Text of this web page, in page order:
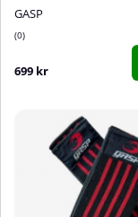
GASP
0
699 kr